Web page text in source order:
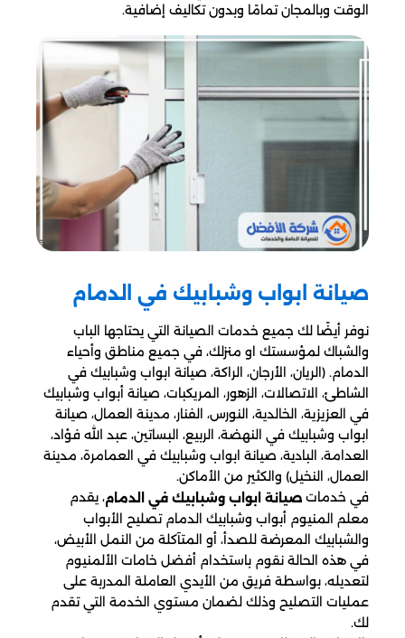
الوقت وبالمجان تمامًا وبدون تكاليف إضافية.
صيانة ابواب وشبابيك في الدمام
نوفر أيضًا لك جميع خدمات الصيانة التي يحتاجها الباب
والشباك لمؤسستك او منزلك، في جميع مناطق وأحياء
الدمام. (الريان، الأرجان، الراكة، صيانة ابواب وشبابيك في
الشاطئ، الاتصالات، الزهور، المريكبات، صيانة أبواب وشبابيك
في العزيزية، الخالدية، النورس، الفنار، مدينة العمال، صيانة
ابواب وشبابيك في النهضة، الربيع، البساتين، عبد الله فؤاد،
العدامة، البادية، صيانة ابواب وشبابيك في العمامرة، مدينة
العمال، النخيل) والكثير من الأماكن.
في خدمات صيانة ابواب وشبابيك في الدمام، يقدم
معلم المنيوم أبواب وشبابيك الدمام تصليح الأبواب
والشبابيك المعرضة للصدأ، أو المتآكلة من النمل الأبيض،
في هذه الحالة نقوم باستخدام أفضل خامات الألمنيوم
لتعديله، بواسطة فريق من الأيدي العاملة المدربة على
عمليات التصليح وذلك لضمان مستوي الخدمة التي تقدم
لك.